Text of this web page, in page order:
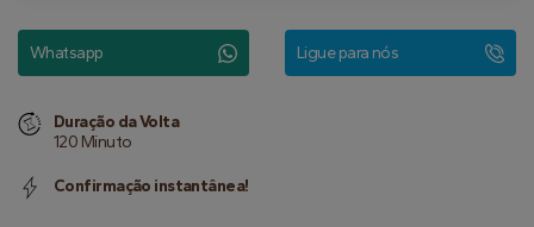
Whatsapp Ligue para nós
Duração da Volta
120 Minuto
Confirmação instantânea!